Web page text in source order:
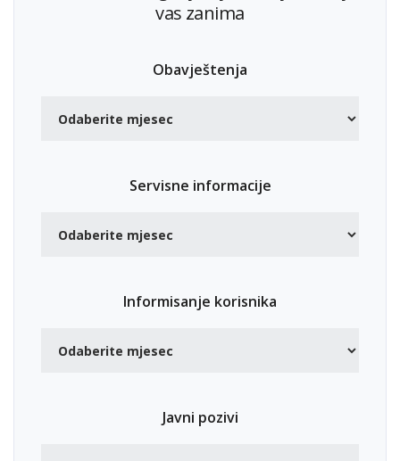
vas zanima
Obavještenja
Servisne informacije
Informisanje korisnika
Javni pozivi